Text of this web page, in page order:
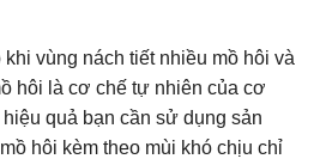
vùng nách tiết nhiều mồ hôi và
hôi là cơ chế tự nhiên của cơ
quả bạn cần sử dụng sản
hôi kèm theo mùi khó chịu chỉ